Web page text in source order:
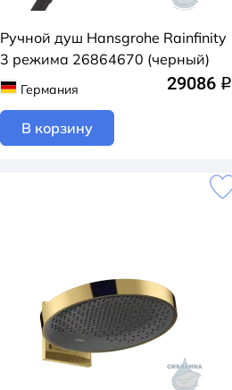
Ручной душ Hansgrohe Rainfinity
3 режимa 26864670 (черный)
Германия 29086 q
В корзину